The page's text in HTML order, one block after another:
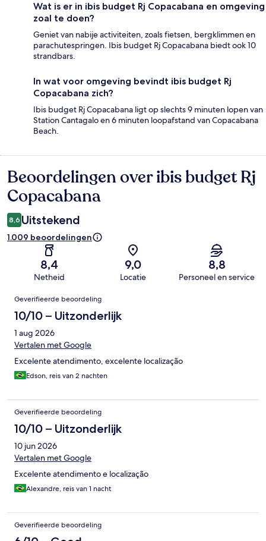
Wat is er in ibis budget Rj Copacabana en omgeving
zoal te doen?
Geniet van nabije activiteiten, zoals fietsen, bergklimmen en
parachutespringen. Ibis budget Rj Copacabana biedt ook 10
strandbars.
In wat voor omgeving bevindt ibis budget Rj
Copacabana zich?
Ibis budget Rj Copacabana ligt op slechts 9 minuten lopen van
Station Cantagalo en 6 minuten loopafstand van Copacabana
Beach.
Beoordelingen
Beoordelingen over ibis budget Rj
Copacabana
8,6 Uitstekend
1.009 beoordelingen
8,4
Netheid
9,0
Locatie
8,8
Personeel en service
Beoordelingen
Geverifieerde beoordeling
10/10 – Uitzonderlijk
1 aug 2026
Vertalen met Google
Excelente atendimento, excelente localização
Edson, reis van 2 nachten
Geverifieerde beoordeling
10/10 – Uitzonderlijk
10 jun 2026
Vertalen met Google
Excelente atendimento e localização
Alexandre, reis van 1 nacht
Geverifieerde beoordeling